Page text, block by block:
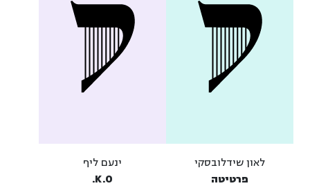
לאון שידלובסקי
פרטיטה
ינעם ליף
K.O.